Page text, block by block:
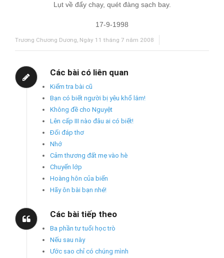
Lụt về đẩy chạy, quét đàng sạch bay.
17-9-1998
Trương Chương Dương, Ngày 11 tháng 7 năm 2008
Các bài có liên quan
Kiểm tra bài cũ
Bạn có biết người bị yêu khổ lắm!
Không đề cho Nguyệt
Lên cấp III nào đâu ai có biết!
Đối đáp thơ
Nhớ
Cảm thương đất mẹ vào hè
Chuyển lớp
Hoàng hôn của biển
Hãy ôn bài bạn nhé!
Các bài tiếp theo
Ba phần tư tuổi học trò
Nếu sau này
Ước sao chỉ có chúng mình